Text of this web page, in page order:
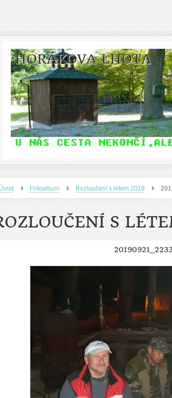
HORÁKOVA LHOTA
Úvod › Fotoalbum › Rozloučení s létem 2019 ›
S